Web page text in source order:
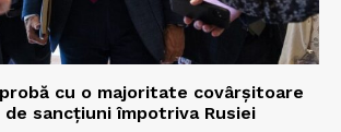
cu o majoritate covârșitoare
sancțiuni împotriva Rusiei